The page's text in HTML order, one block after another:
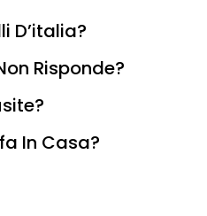
D’italia?
Risponde?
In Casa?